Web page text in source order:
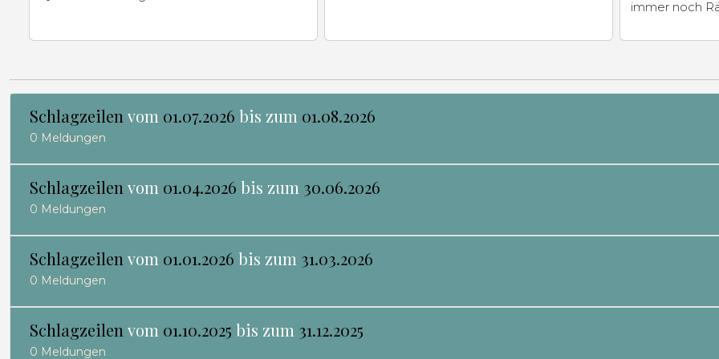
immer noch
Schlagzeilen vom 01.07.2026 bis zum 01.08.2026
0 Meldungen
Schlagzeilen vom 01.04.2026 bis zum 30.06.2026
0 Meldungen
Schlagzeilen vom 01.01.2026 bis zum 31.03.2026
0 Meldungen
Schlagzeilen vom 01.10.2025 bis zum 31.12.2025
0 Meldungen